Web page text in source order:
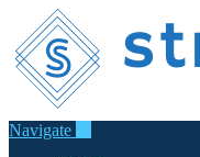
Navigate